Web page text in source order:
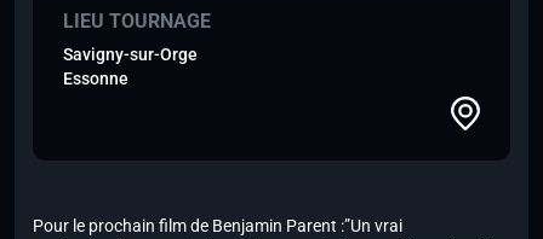
LIEU TOURNAGE
Savigny-sur-Orge
Essonne
Pour le prochain film de Benjamin Parent :”Un vrai